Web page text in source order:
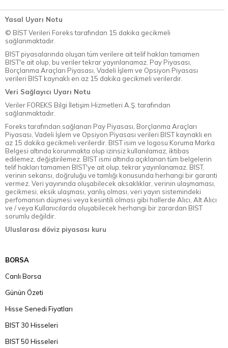
Yasal Uyarı Notu
© BİST Verileri Foreks tarafından 15 dakika gecikmeli
sağlanmaktadır.
BIST piyasalarında oluşan tüm verilere ait telif hakları tamamen
BIST'e ait olup, bu veriler tekrar yayınlanamaz. Pay Piyasası,
Borçlanma Araçları Piyasası, Vadeli İşlem ve Opsiyon Piyasası
verileri BIST kaynaklı en az 15 dakika gecikmeli verilerdir.
Veri Sağlayıcı Uyarı Notu
Veriler FOREKS Bilgi İletişim Hizmetleri A.Ş. tarafından
sağlanmaktadır.
Foreks tarafından sağlanan Pay Piyasası, Borçlanma Araçları
Piyasası, Vadeli İşlem ve Opsiyon Piyasası verileri BIST kaynaklı en
az 15 dakika gecikmeli verilerdir. BIST isim ve logosu Koruma Marka
Belgesi altında korunmakta olup izinsiz kullanılamaz, iktibas
edilemez, değiştirilemez. BIST ismi altında açıklanan tüm belgelerin
telif hakları tamamen BIST'ye ait olup, tekrar yayınlanamaz. BIST,
verinin sekansı, doğruluğu ve tamlığı konusunda herhangi bir garanti
vermez. Veri yayınında oluşabilecek aksaklıklar, verinin ulaşmaması,
gecikmesi, eksik ulaşması, yanlış olması, veri yayın sistemindeki
perfomansın düşmesi veya kesintili olması gibi hallerde Alıcı, Alt Alıcı
ve / veya Kullanıcılarda oluşabilecek herhangi bir zarardan BIST
sorumlu değildir.
Uluslarası döviz piyasası kuru
BORSA
Canlı Borsa
Günün Özeti
Hisse Senedi Fiyatları
BIST 30 Hisseleri
BIST 50 Hisseleri